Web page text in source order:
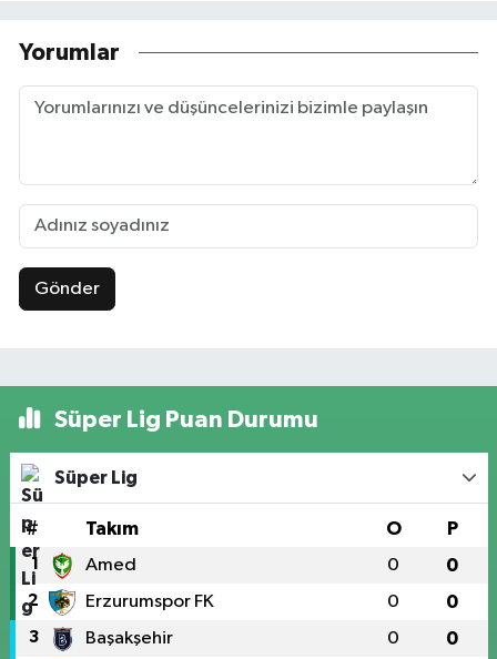
Yorumlar
Gönder
Süper Lig Puan Durumu
Süper Lig
# Takım O P
1 Amed 0 0
2 Erzurumspor FK 0 0
3 Başakşehir 0 0